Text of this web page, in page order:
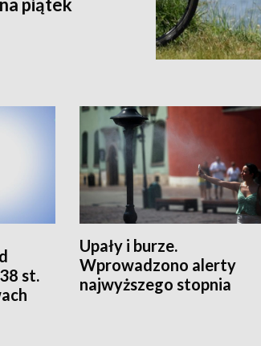
st.
Upały i burze.
Wprowadzono alerty
najwyższego stopnia